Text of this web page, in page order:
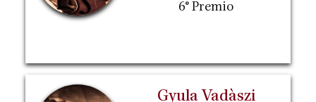
6° Premio
Gyula Vadàszi